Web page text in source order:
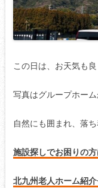
この日は、お天気も
写真はグループホーム
自然にも囲まれ、落
施設探しでお困りの
北九州老人ホーム紹